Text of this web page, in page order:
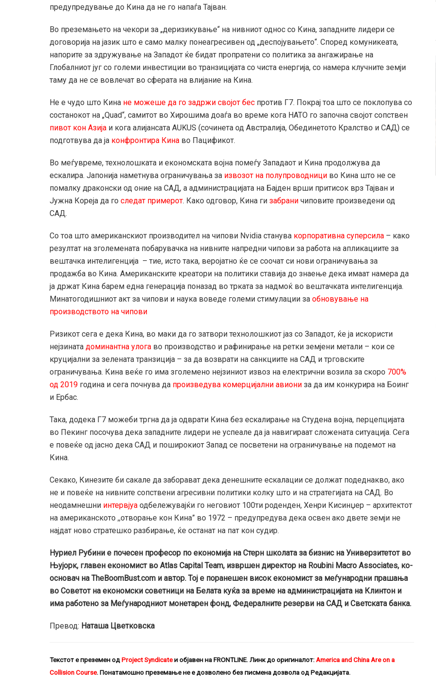
предупредување до Кина да не го напаѓа Тајван.
Во преземањето на чекори за „деризикување“ на нивниот однос со Кина, западните лидери се
договорија на јазик што е само малку понеагресивен од „деспојувањето“. Според комуникеата,
напорите за здружување на Западот ќе бидат пропратени со политика за ангажирање на
Глобалниот југ со големи инвестиции во транзицијата со чиста енергија, со намера клучните земји
таму да не се вовлечат во сферата на влијание на Кина.
Не е чудо што Кина не можеше да го задржи својот бес против Г7. Покрај тоа што се поклопува со
состанокот на „Quad“, самитот во Хирошима доаѓа во време кога НАТО го започна својот сопствен
пивот кон Азија и кога алијансата AUKUS (сочинета од Австралија, Обединетото Кралство и САД) се
подготвува да ја конфронтира Кина во Пацификот.
Во меѓувреме, технолошката и економската војна помеѓу Западаот и Кина продолжува да
ескалира. Јапонија наметнува ограничувања за извозот на полупроводници во Кина што не се
помалку драконски од оние на САД, а администрацијата на Бајден врши притисок врз Тајван и
Јужна Кореја да го следат примерот. Како одговор, Кина ги забрани чиповите произведени од
САД.
Со тоа што американскиот производител на чипови Nvidia станува корпоративна суперсила – како
резултат на зголемената побарувачка на нивните напредни чипови за работа на апликациите за
вештачка интелигенција – тие, исто така, веројатно ќе се соочат си нови ограничувања за
продажба во Кина. Американските креатори на политики ставија до знаење дека имаат намера да
ја држат Кина барем една генерација поназад во трката за надмоќ во вештачката интелигенција.
Минатогодишниот акт за чипови и наука воведе големи стимулации за обновување на
производството на чипови
Ризикот сега е дека Кина, во маки да го затвори технолошкиот јаз со Западот, ќе ја искористи
нејзината доминантна улога во производство и рафинирање на ретки земјени метали – кои се
круцијални за зелената транзиција – за да возврати на санкциите на САД и трговските
ограничувања. Кина веќе го има зголемено нејзиниот извоз на електрични возила за скоро 700%
од 2019 година и сега почнува да произведува комерцијални авиони за да им конкурира на Боинг
и Ербас.
Така, додека Г7 можеби тргна да ја одврати Кина без ескалирање на Студена војна, перцепцијата
во Пекинг посочува дека западните лидери не успеале да ја навигираат сложената ситуација. Сега
е повеќе од јасно дека САД и поширокиот Запад се посветени на ограничување на подемот на
Кина.
Секако, Кинезите би сакале да заборават дека денешните ескалации се должат подеднакво, ако
не и повеќе на нивните сопствени агресивни политики колку што и на стратегијата на САД. Во
неодамнешни интервјуа одбележувајќи го неговиот 100ти роденден, Хенри Кисинџер – архитектот
на американското ,,отворање кон Кина” во 1972 – предупредува дека освен ако двете земји не
најдат ново стратешко разбирање, ќе останат на пат кон судир.
Нуриел Рубини e почесен професор по економија на Стерн школата за бизнис на Универзитетот во
Њујорк, главен економист во Atlas Capital Team, извршен директор на Roubini Macro Associates, ко-
основач на TheBoomBust.com и автор. Тој е поранешен висок економист за меѓународни прашања
во Советот на економски советници на Белата куќа за време на администрацијата на Клинтон и
има работено за Меѓународниот монетарен фонд, Федералните резерви на САД и Светската банка.
Превод: Наташа Цветковска
Текстот е преземен одProjectSyndicateи објавен наFRONTLINE.Линк до оригиналот:America and China Are on a
Collision Course. Понатамошно преземање не е дозволено без писмена дозвола од Редакцијата.